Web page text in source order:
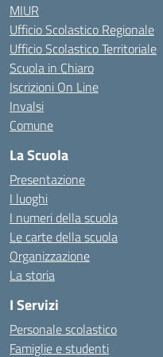
MIUR
Ufficio Scolastico Regionale
Ufficio Scolastico Territoriale
Scuola in Chiaro
Iscrizioni On Line
Invalsi
Comune
La Scuola
Presentazione
I luoghi
I numeri della scuola
Le carte della scuola
Organizzazione
La storia
I Servizi
Personale scolastico
Famiglie e studenti